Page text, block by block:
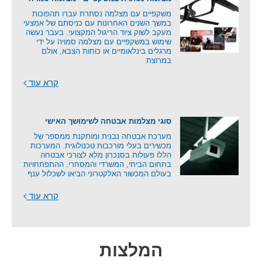
משקפיים עם מצלמה נסתרת עברו תהפוכות
במשך השנים האחרונות עם כניסתם של אמצעי
מעקב לשוק ציוד הריגול המקצועי. בעבר נעשה
שימוש במשקפיים עם מצלמה סמויה על ידי
מרגלים בינלאומיים או כוחות הצבא, אולם
במרוצת
קרא עוד
סוגי מצלמות אבטחה לשימושך האישי
מערכת אבטחה נבנית ומותקנת ממספר של
מכשירים בעלי מורכבות טכנולוגית. המערכות
הללו פעולות בסנכרון מלא לצורכי אבטחה
בתחום הביתי, המשרדי והמסחרי. ההתפתחויות
בעולם המכשור האלקטרוני הביאו לשכלול ענף
קרא עוד
המלצות